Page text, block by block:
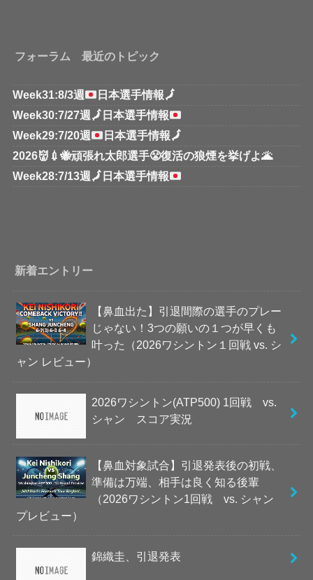
フォーラム 最近のトピック
Week31:8/3週 日本選手情報🗾
Week30:7/27週 🗾 日本選手情報
Week29:7/20週
日本選手情報🗾
2026👹💉🐝頑張れ太郎選手😤復活の狼煙を挙げよ🌋
Week28:7/13週 🗾 日本選手情報
新着エントリー
【鼻血出た】引退間際の選手のプレー
じゃない！3つの願いの１つが早くも
叶った（2026ワシントン１回戦 vs. シ
ャン レビュー）
2026ワシントン(ATP500) 1回戦 vs.
シャン スコア実況
【鼻血対象試合】引退発表後の初戦、
準備は万端、相手は良く知る後輩
（2026ワシントン1回戦 vs. シャン
プレビュー）
錦織圭、引退発表